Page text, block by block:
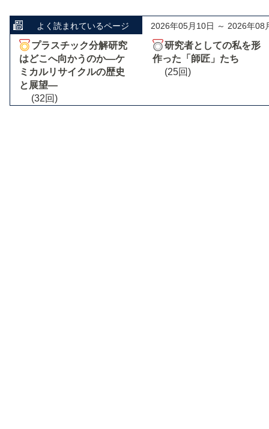
よく読まれているページ 2026年05月10日 ～ 2026年08
プラスチック分解研究
はどこへ向かうのか―ケ
ミカルリサイクルの歴史
と展望―
(32回)
研究者としての私を形
作った「師匠」たち
(25回)